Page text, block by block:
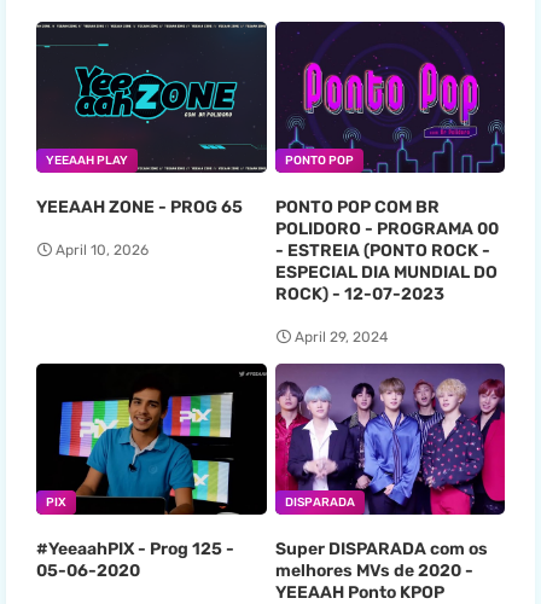
YEEAAH PLAY
YEEAAH ZONE - PROG 65
April 10, 2026
PONTO POP
PONTO POP COM BR
POLIDORO - PROGRAMA 00
- ESTREIA (PONTO ROCK -
ESPECIAL DIA MUNDIAL DO
ROCK) - 12-07-2023
April 29, 2024
PIX
#YeeaahPIX - Prog 125 -
05-06-2020
DISPARADA
Super DISPARADA com os
melhores MVs de 2020 -
YEEAAH Ponto KPOP